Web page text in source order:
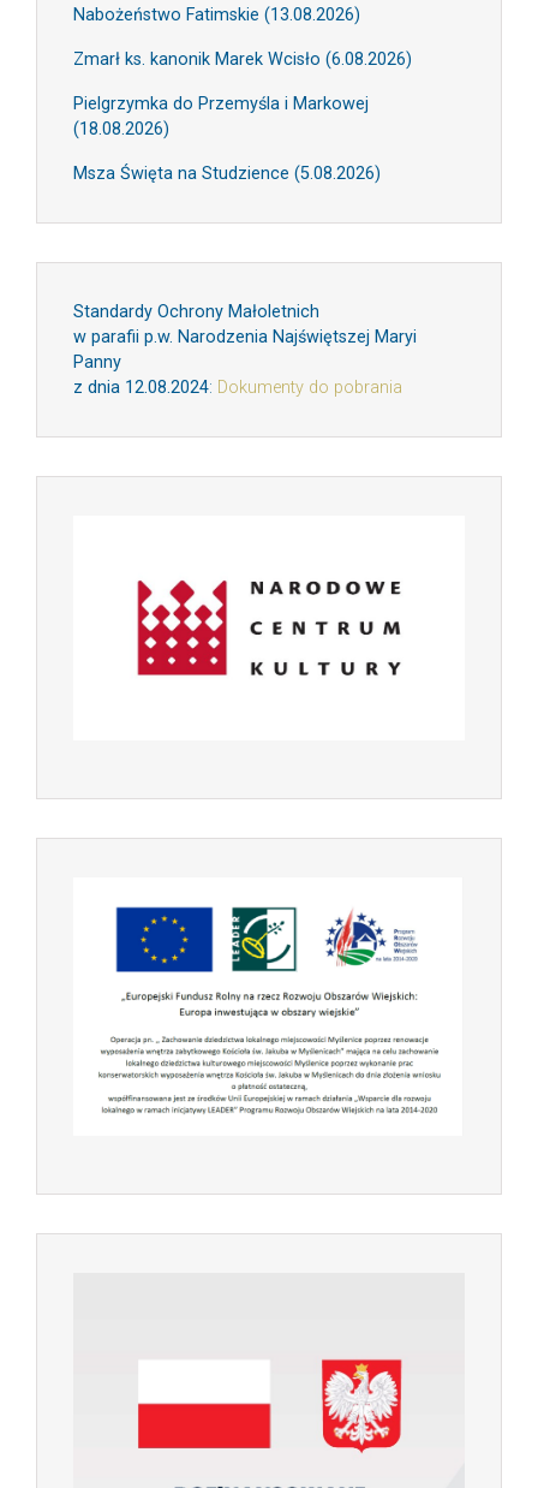
Nabożeństwo Fatimskie (13.08.2026)
Zmarł ks. kanonik Marek Wcisło (6.08.2026)
Pielgrzymka do Przemyśla i Markowej
(18.08.2026)
Msza Święta na Studzience (5.08.2026)
Standardy Ochrony Małoletnich
w parafii p.w. Narodzenia Najświętszej Maryi
Panny
z dnia 12.08.2024: Dokumenty do pobrania